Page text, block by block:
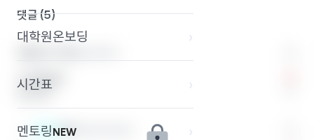
대학원온보딩 ›
시간표 ›
멘토링NEW ›
댓글 (5)
기초통계?
답글 달기
끈쓴이 이화여자대학교